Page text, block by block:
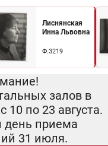
Лиснянская
Инна Львовна
Ф.3219
залов в
10 по 23 августа.
день приема
31 июля.